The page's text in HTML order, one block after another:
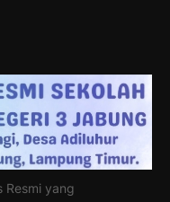
Resmi yang